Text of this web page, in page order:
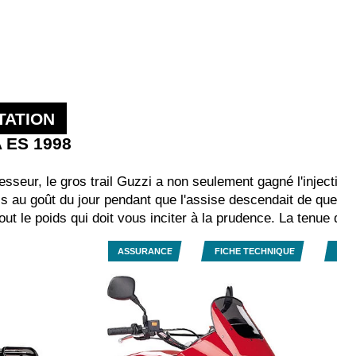
ES 1998
le gros trail Guzzi a non seulement gagné
au goût du jour pendant que l'assise descendait de
le poids qui doit vous inciter à la prudence. La
ASSURANCE FICHE TECHNIQUE